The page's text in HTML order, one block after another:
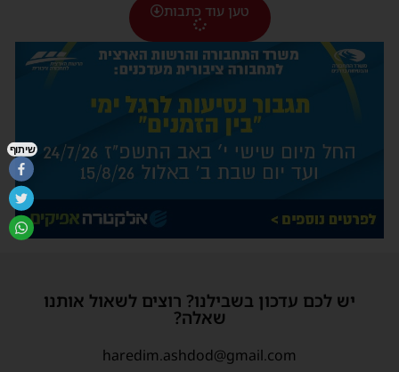
טען עוד כתבות
יש לכם עדכון בשבילנו? רוצים לשאול אותנו
שאלה?
haredim.ashdod@gmail.com
שיתוף